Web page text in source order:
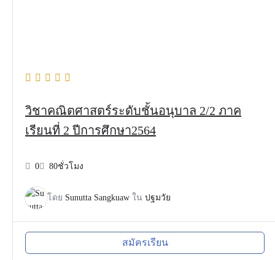
วิชาคณิตศาสตร์ระดับชั้นอนุบาล 2/2 ภาค
เรียนที่ 2 ปีการศึกษา2564
0 80ชั่วโมง
โดย Sunutta Sangkuaw ใน ปฐมวัย
สมัครเรียน